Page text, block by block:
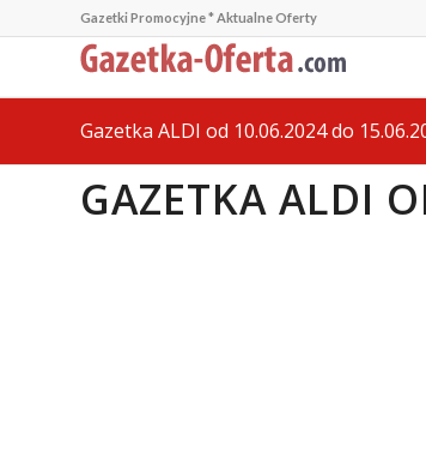
Gazetki Promocyjne * Aktualne Oferty
Gazetka ALDI od 10.06.2024 do
GAZETKA ALDI